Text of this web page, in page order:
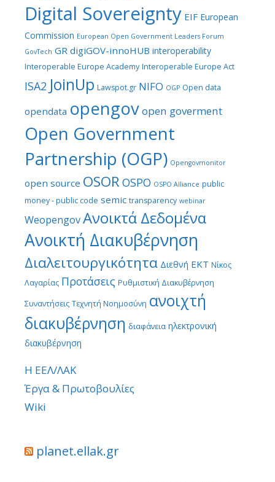
Digital Sovereignty EIF European
Commission European Open Government Leaders Forum
GovTech GR digiGOV-innoHUB interoperability
Interoperable Europe Academy Interoperable Europe Act
ISA2 JoinUp Lawspot.gr NIFO OGP Open data
opendata opengovopen goverment
Open Government
Partnership (OGP) Opengovmonitor
open source OSOR OSPO OSPO Alliance public
money - public code semic transparency webinar
WeopengovΑνοικτά Δεδομένα
Ανοικτή Διακυβέρνηση
Διαλειτουργικότητα Διεθνή ΕΚΤ Νίκος
Λαγαρίας Προτάσεις Ρυθμιστική Διακυβέρνηση
Συναντήσεις Τεχνητή Νοημοσύνη ανοιχτή
διακυβέρνηση διαφάνεια ηλεκτρονική
διακυβέρνηση
Η ΕΕΛ/ΛΑΚ
Έργα & Πρωτοβουλίες
Wiki
planet.ellak.gr